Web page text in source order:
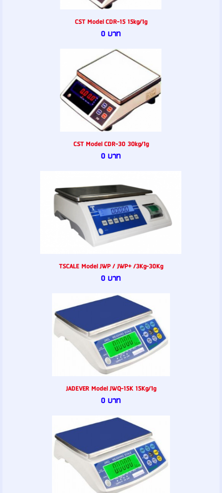
CST Model CDR-15 15kg/1g
0 บาท
CST Model CDR-30 30kg/1g
0 บาท
TSCALE Model JWP / JWP+ /3Kg-30Kg
0 บาท
JADEVER Model JWQ-15K 15Kg/1g
0 บาท